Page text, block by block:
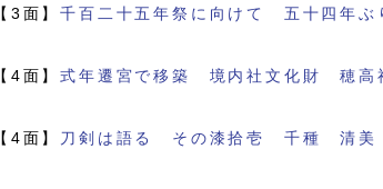
【3面】千百二十五年祭に向けて 五十四年
【4面】式年遷宮で移築 境内社文化財 穂高
【4面】 刀剣は語る その漆拾壱 千種 清美